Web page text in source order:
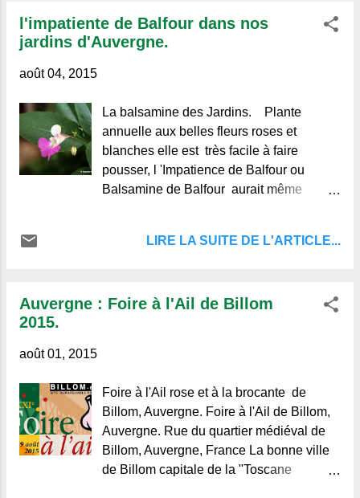
Mais bientôt les terribles événements qui
se succédaient l’expulsèrent de
passa à l'armée des Princes, plus tard en
Angleterre avec sa femme, née de
Rochechouart, et sa fille, dont le mari, le
comte de Mirepoix mourut sur l'échafaud
en 1794. M. de
l'impatiente de Balfour dans nos
jardins d'Auvergne.
août 04, 2015
La balsamine des Jardins. Plante
annuelle aux belles fleurs roses et
blanches elle est très facile à faire
pousser, l 'Impatience de Balfour ou
Balsamine de Balfour aurait même
qualités particulières.
LIRE LA SUITE DE L'ARTICLE...
Auvergne : Foire à l'Ail de Billom
2015.
août 01, 2015
Foire à l'Ail rose et à la brocante de
Billom, Auvergne. Foire à l'Ail de Billom,
Auvergne. Rue du quartier médiéval de
Billom, Auvergne, France La bonne ville
de Billom capitale de la "Toscane